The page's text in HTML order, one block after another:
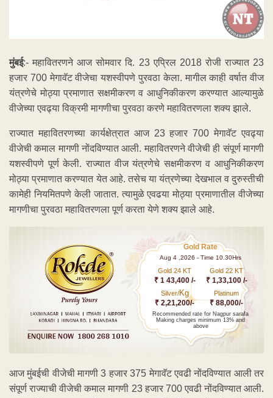
मुंबई:- महावितरणने आज सोमवार दि. 23 एप्रिल 2018 रोजी राज्यात 23
हजार 700 मेगावॅट वीजेचा यशस्वीपणे पुरवठा केला. मागील काही वर्षात वीज
यंत्रणेचे मोठ्या प्रमाणात सक्षमीकरण व आधुनिकीकरण करण्यात आल्यामुळे
वीजेच्या एवढ्या विक्रमी मागणीचा पुरवठा करणे महावितरणला शक्य झाले.
राज्यात महावितरणच्या कार्यक्षेत्रात आज 23 हजार 700 मेगावॅट एवढ्या
वीजेची कमाल मागणी नोंदविण्यात आली. महावितरणने वीजेची ही संपूर्ण मागणी
यशस्वीपणे पूर्ण केली. राज्यात वीज यंत्रणेचे सक्षमीकरण व आधुनिकीकरण
मोठ्या प्रमाणात करण्यात येत आहे. तसेच या यंत्रणेच्या देखभाल व दुरुस्तीची
कामेही नियमितपणे केली जातात. त्यामुळे एवढया मोठ्या प्रमाणातील वीजेच्या
मागणीचा पुरवठा महावितरणला पूर्ण करता येणे शक्य झाले आहे.
Gold Rate
Aug 4 ,2026 - Time 10.30Hrs
Gold 24 KT
₹ 1 43,400 /-
Gold 22 KT
₹ 1,33,100 /-
Silver/Kg
₹ 2,21,200/-
Platinum
₹ 88,000/-
Recommended rate for Nagpur sarafa
Making charges minimum 13% and
above
आज मुंबईची वीजेची मागणी 3 हजार 375 मेगावॅट एवढी नोंदविण्यात आली तर
संपूर्ण राज्याची वीजेची कमाल मागणी 23 हजार 700 एवढी नोंदविण्यात आली.